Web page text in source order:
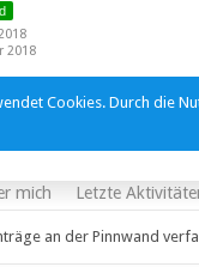
2018
Cookies. Durch die
mich Letzte
an der Pinnwand